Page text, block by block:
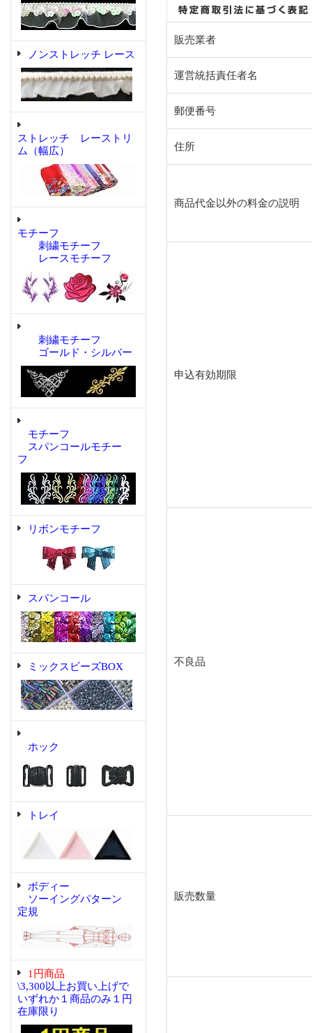
ノンストレッチ レース
ストレッチ レーストリ
ム（幅広）
モチーフ
刺繍モチーフ
レースモチーフ
刺繍モチーフ
ゴールド・シルバー
モチーフ
スパンコールモチー
フ
リボンモチーフ
スパンコール
ミックスビーズBOX
ホック
トレイ
ボディー
ソーイングパターン
定規
1円商品
\3,300以上お買い上げで
いずれか１商品のみ１円
在庫限り
販売業者
運営統括責任者名
郵便番号
住所
商品代金以外の料金の説明
申込有効期限
不良品
販売数量